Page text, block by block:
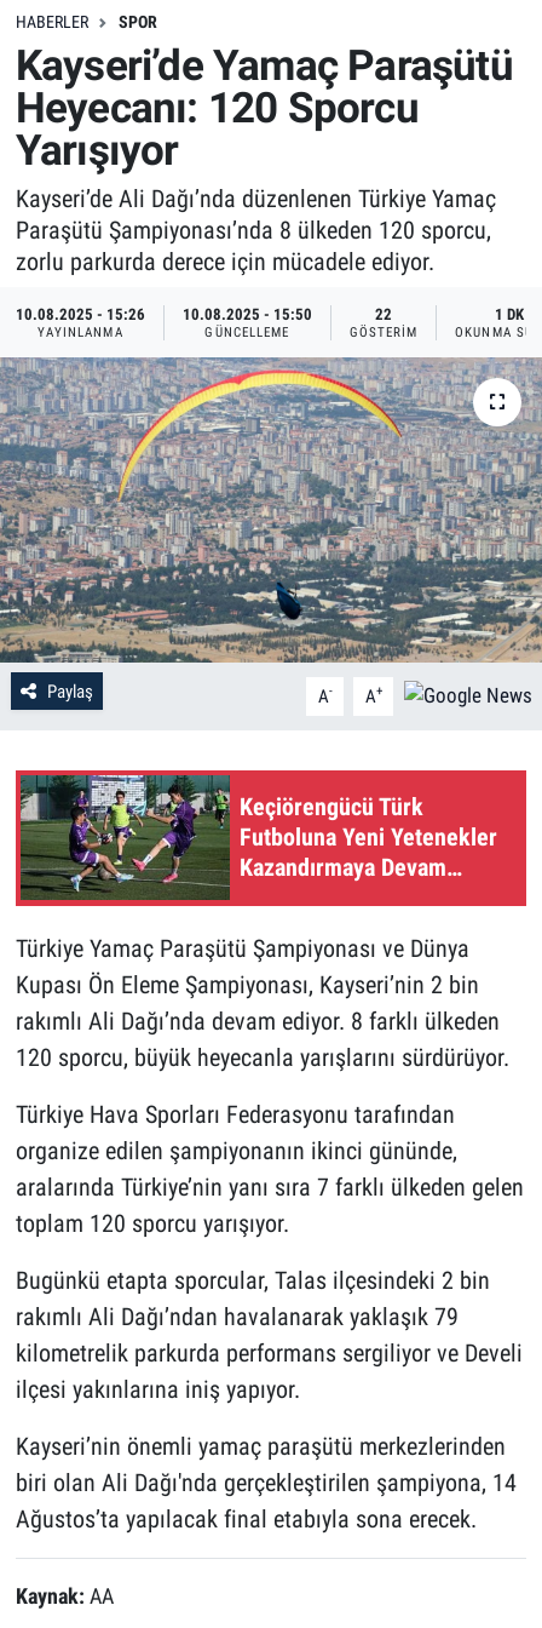
HABERLER SPOR
Kayseri’de Yamaç Paraşütü
Heyecanı: 120 Sporcu
Yarışıyor
Kayseri’de Ali Dağı’nda düzenlenen Türkiye Yamaç
Paraşütü Şampiyonası’nda 8 ülkeden 120 sporcu,
zorlu parkurda derece için mücadele ediyor.
10.08.2025 - 15:26
YAYINLANMA
10.08.2025 - 15:50
GÜNCELLEME
22
GÖSTERIM
1 DK
OKUNMA
Paylaş A- A+
Keçiörengücü Türk
Futboluna Yeni Yetenekler
Kazandırmaya Devam
Türkiye Yamaç Paraşütü Şampiyonası ve Dünya
Kupası Ön Eleme Şampiyonası, Kayseri’nin 2 bin
rakımlı Ali Dağı’nda devam ediyor. 8 farklı ülkeden
120 sporcu, büyük heyecanla yarışlarını sürdürüyor.
Türkiye Hava Sporları Federasyonu tarafından
organize edilen şampiyonanın ikinci gününde,
aralarında Türkiye’nin yanı sıra 7 farklı ülkeden gelen
toplam 120 sporcu yarışıyor.
Bugünkü etapta sporcular, Talas ilçesindeki 2 bin
rakımlı Ali Dağı’ndan havalanarak yaklaşık 79
kilometrelik parkurda performans sergiliyor ve Develi
ilçesi yakınlarına iniş yapıyor.
Kayseri’nin önemli yamaç paraşütü merkezlerinden
biri olan Ali Dağı'nda gerçekleştirilen şampiyona, 14
Ağustos’ta yapılacak final etabıyla sona erecek.
Kaynak: AA